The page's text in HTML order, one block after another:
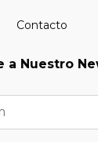
Contacto
a Nuestro